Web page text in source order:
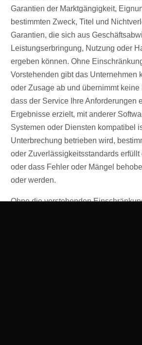
Garantien der Marktgängigkeit,
bestimmten Zweck, Titel und
Garantien, die sich aus
Leistungserbringung, Nutzung oder
ergeben können. Ohne
Vorstehenden gibt das Unternehmen
oder Zusage ab und übernimmt keine
dass der Service Ihre Anforderungen
Ergebnisse erzielt, mit anderer
Systemen oder Diensten kompatibel
Unterbrechung betrieben wird,
oder Zuverlässigkeitsstandards erfüllt
oder dass Fehler oder Mängel
oder werden.
Ohne die vorstehenden